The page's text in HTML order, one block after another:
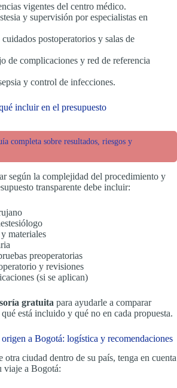
vigentes del centro médico.
y supervisión por especialistas en
postoperatorios y salas de
de complicaciones y red de referencia
y control de infecciones.
incluir en el presupuesto
completa sobre resultados, riesgos y
según la complejidad del procedimiento y
transparente debe incluir:
materiales
preoperatorias
y revisiones
(si se aplican)
gratuita para ayudarle a comparar
está incluido y qué no en cada propuesta.
a Bogotá: logística y recomendaciones
otra ciudad dentro de su país, tenga en cuenta
viaje a Bogotá: